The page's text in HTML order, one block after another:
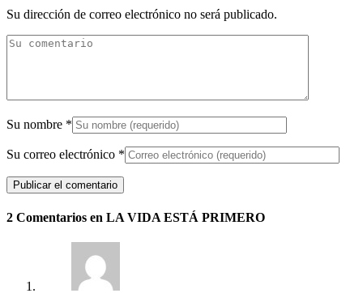
Su dirección de correo electrónico no será publicado.
Su nombre *
Su correo electrónico *
2 Comentarios en LA VIDA ESTÁ PRIMERO